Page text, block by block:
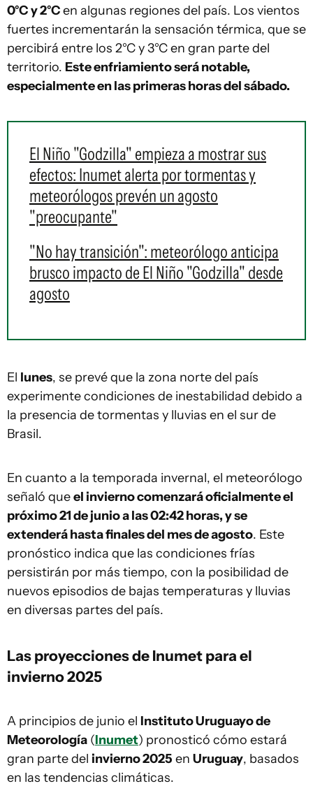
0°C y 2°Cen algunas regiones del país. Los vientos
fuertes incrementarán la sensación térmica, que se
percibirá entre los 2°C y 3°C en gran parte del
territorio. Este enfriamiento será notable,
especialmente en las primeras horas del sábado.
El Niño "Godzilla" empieza a mostrar sus
efectos: Inumet alerta por tormentas y
meteorólogos prevén un agosto
"preocupante"
"No hay transición": meteorólogo anticipa
brusco impacto de El Niño "Godzilla" desde
agosto
El lunes, se prevé que la zona norte del país
experimente condiciones de inestabilidad debido a
la presencia de tormentas y lluvias en el sur de
Brasil.
En cuanto a la temporada invernal, el meteorólogo
señaló queel invierno comenzará oficialmente el
próximo 21 de junio a las 02:42 horas, y se
extenderá hasta finales del mes de agosto. Este
pronóstico indica que las condiciones frías
persistirán por más tiempo, con la posibilidad de
nuevos episodios de bajas temperaturas y lluvias
en diversas partes del país.
Las proyecciones de Inumet para el
invierno 2025
A principios de junio el Instituto Uruguayo de
Meteorología (Inumet) pronosticó cómo estará
gran parte del invierno 2025 en Uruguay, basados
en las tendencias climáticas.